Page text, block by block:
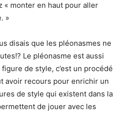
« monter en haut pour aller
»
disais que les pléonasmes ne
Le pléonasme est aussi
de style, c’est un procédé
avoir recours pour enrichir un
de style qui existent dans la
de jouer avec les